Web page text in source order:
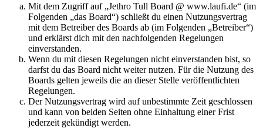
Mit dem Zugriff auf „Jethro Tull Board @ www.laufi.de“ (im
Folgenden „das Board“) schließt du einen Nutzungsvertrag
mit dem Betreiber des Boards ab (im Folgenden „Betreiber“)
und erklärst dich mit den nachfolgenden Regelungen
einverstanden.
Wenn du mit diesen Regelungen nicht einverstanden bist, so
darfst du das Board nicht weiter nutzen. Für die Nutzung des
Boards gelten jeweils die an dieser Stelle veröffentlichten
Regelungen.
Der Nutzungsvertrag wird auf unbestimmte Zeit geschlossen
und kann von beiden Seiten ohne Einhaltung einer Frist
jederzeit gekündigt werden.